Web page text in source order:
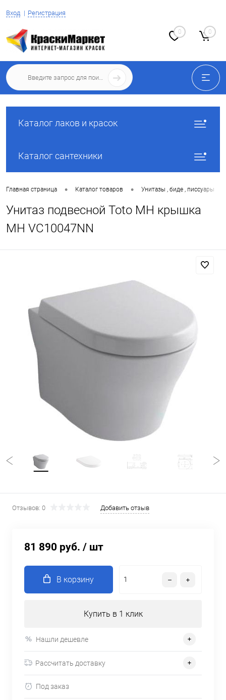
Вход Регистрация
0 0
Каталог лаков и красок
Каталог сантехники
Главная страница • Каталог товаров • Унитазы , биде , писсуары
Унитаз подвесной Toto MH крышка
MH VC10047NN
Отзывов: 0 Добавить отзыв
81 890 руб. / шт
В корзину
Купить в 1 клик
Нашли дешевле
Рассчитать доставку
Под заказ